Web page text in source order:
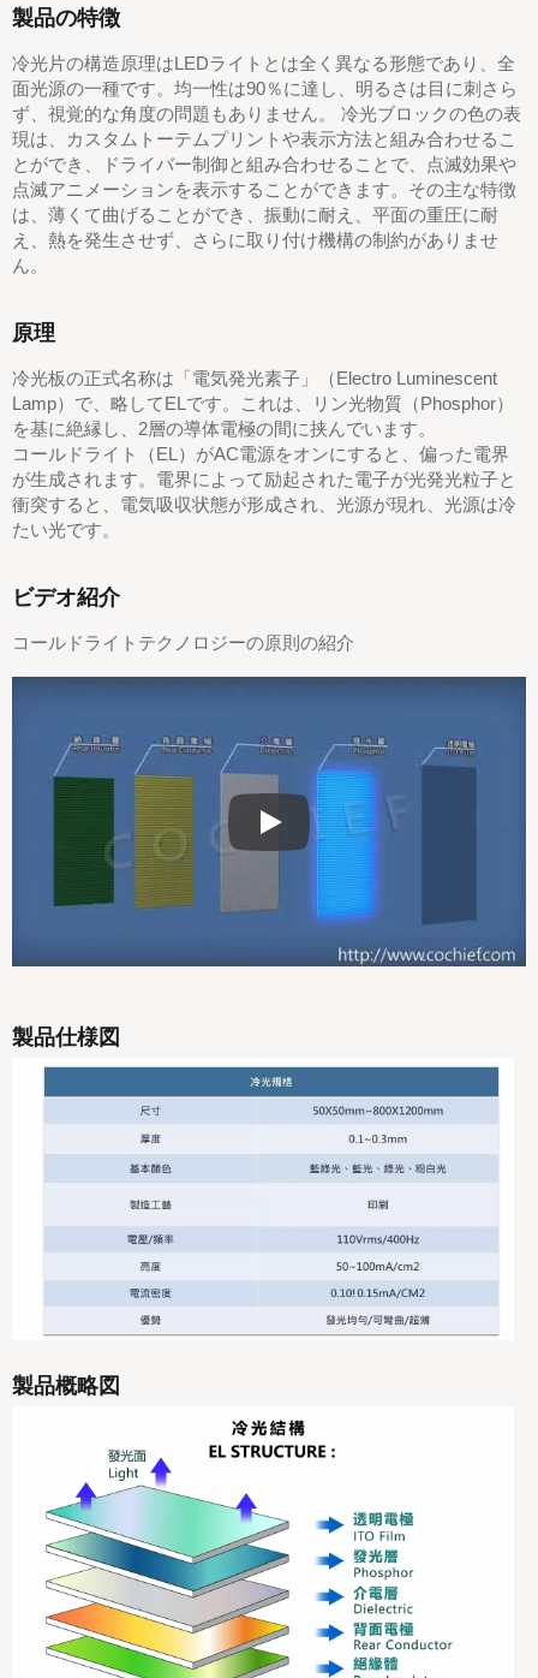
製品の特徴
冷光片の構造原理はLEDライトとは全く異なる形態であり、全
面光源の一種です。均一性は90％に達し、明るさは目に刺さら
ず、視覚的な角度の問題もありません。 冷光ブロックの色の表
現は、カスタムトーテムプリントや表示方法と組み合わせるこ
とができ、ドライバー制御と組み合わせることで、点滅効果や
点滅アニメーションを表示することができます。その主な特徴
は、薄くて曲げることができ、振動に耐え、平面の重圧に耐
え、熱を発生させず、さらに取り付け機構の制約がありませ
ん。
原理
冷光板の正式名称は「電気発光素子」（Electro Luminescent
Lamp）で、略してELです。これは、リン光物質（Phosphor）
を基に絶縁し、2層の導体電極の間に挟んでいます。
コールドライト（EL）がAC電源をオンにすると、偏った電界
が生成されます。電界によって励起された電子が光発光粒子と
衝突すると、電気吸収状態が形成され、光源が現れ、光源は冷
たい光です。
ビデオ紹介
コールドライトテクノロジーの原則の紹介
コールドライトテクノロジーの原
製品仕様図
製品概略図